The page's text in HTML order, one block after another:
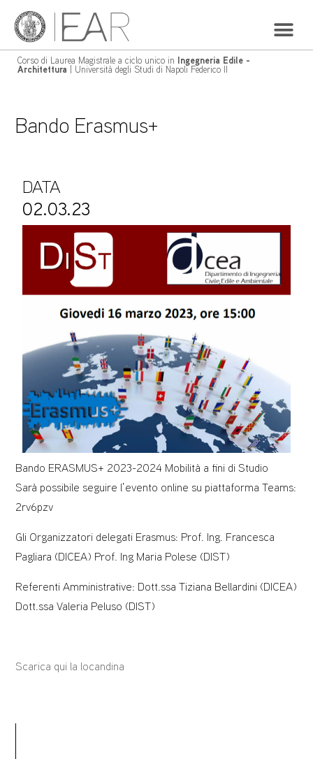
Corso di Laurea Magistrale a ciclo unico in
Ingegneria Edile -
Architettura
| Università degli Studi di Napoli Federico II
Bando Erasmus+
DATA
02.03.23
Bando ERASMUS+ 2023-2024 Mobilità a fini di Studio
Sarà possibile seguire l’evento online su piattaforma Teams:
2rv6pzv
Gli Organizzatori delegati Erasmus: Prof. Ing. Francesca
Pagliara (DICEA) Prof. Ing Maria Polese (DIST)
Referenti Amministrative: Dott.ssa Tiziana Bellardini (DICEA)
Dott.ssa Valeria Peluso (DIST)
Scarica qui la locandina